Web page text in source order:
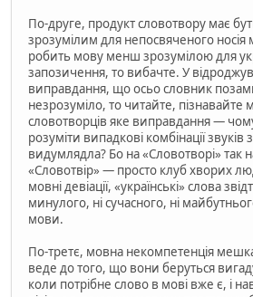
По-друге, продукт словотвору має
зрозумілим для непосвяченого
робить мову менш зрозумілою для
запозичення, то вибачте. У
виправдання, що осьо словник
незрозуміло, то читайте, пізнавайте
словотворців яке виправдання —
розуміти випадкові комбінації звуків
видумлядла? Бо на «Словотворі» так
«Словотвір» — просто клуб хворих
мовні девіації, «українські» слова
минулого, ні сучасного, ні
мови.
По-третє, мовна некомпетенція
веде до того, що вони беруться
коли потрібне слово в мові вже є, і